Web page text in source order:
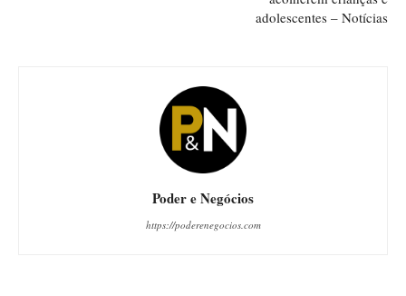
adolescentes – Notícias
Poder e Negócios
https://poderenegocios.com